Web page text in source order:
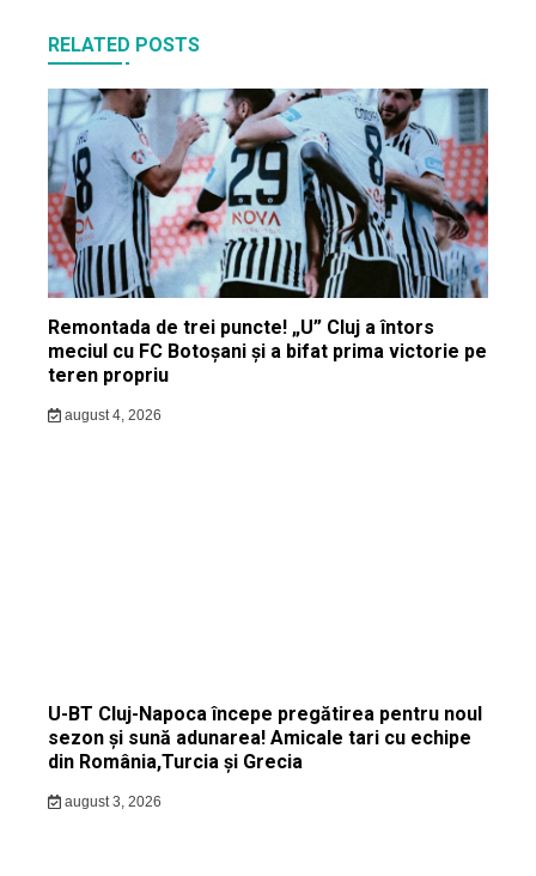
RELATED POSTS
Remontada de trei puncte! „U” Cluj a întors
meciul cu FC Botoșani și a bifat prima victorie pe
teren propriu
august 4, 2026
U-BT Cluj-Napoca începe pregătirea pentru noul
sezon și sună adunarea! Amicale tari cu echipe
din România,Turcia și Grecia
august 3, 2026